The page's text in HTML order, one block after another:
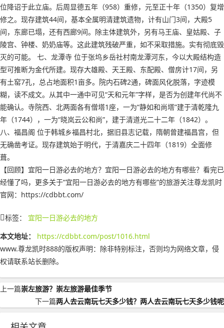
位降诏于此立庙。后周显德五年（958）重修，元至正十年（1350）复增
修之。现存建筑44间，基本全属明清建筑遗物，计有山门3间，大殿5
间，东廊已塌，还有西廊9间。除主体建筑外，另有马王庙、皇姑殿、子
陵宫、钟楼、奶奶庙等。这此建筑残破严重，如不采取措施。实有彻底毁
灭的可能。 七、龙潭寺 位于张坞乡岳社村南龙潭河东，今以大殿结构造
型可推断为金代所建。现存大雄殿、天王殿、东配殿、僧房计17间，另
有土窑7孔，总占地面积1亩多。院内石碑2通，碑面风化脱落，字迹模
糊，读不成文。从其中一通中可见“天和元年”字样，是否为创建年代尚不
能确认。寺院西、北两面各有僧塔1座，一为“静如和尚塔”建于清乾隆九
年（1744），一为“晓岚云公和尚”，建于清道光二十二年（1842）。
八、福昌阁 位于韩城乡福昌村北，据旧县志记载，隋朝曾建福昌宫，但
无确凿考证。现存建筑始于明代，于清嘉庆二十四年（1819）全面修
葺。
【回顾】宜阳一日游必去的地方？宜阳一日游必去的地方有哪些？看完已
经懂了吗，更多关于“宜阳一日游必去的地方有哪些”的旅游关注尊龙凯时
官网：https://cdbbt.com/
标签： 宜阳一日游必去的地方
本文地址：
https://cdbbt.com/post/1016.html
www.尊龙凯时888的版权声明： 除非特别标注，否则均为网络文章，侵
权请联系站长删除。
上一篇崇左旅游？崇左旅游最佳季节
下一篇两人去云南玩七天多少钱？两人去云南玩七天多少钱呢